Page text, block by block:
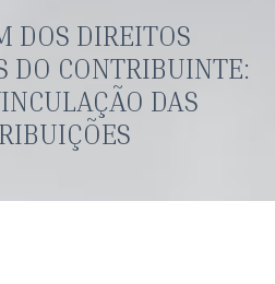
DOS DIREITOS
DO CONTRIBUINTE:
DAS